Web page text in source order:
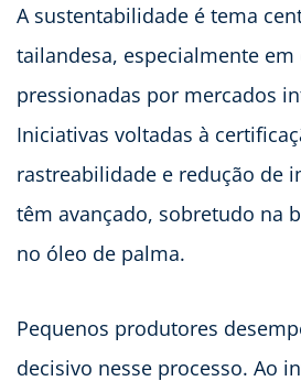
A sustentabilidade é tema
tailandesa, especialmente em
pressionadas por mercados
Iniciativas voltadas à
rastreabilidade e redução de
têm avançado, sobretudo na
no óleo de palma.
Pequenos produtores
decisivo nesse processo. Ao